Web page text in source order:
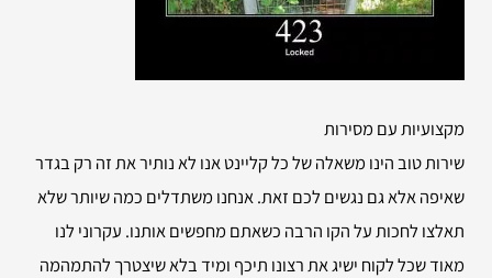
מקצועיות עם מסירות
שירות טוב הינו משאלה של כל קליינט אנו לא נותיר את זה רק בגדר
שאיפה אלא גם נגשים לכם זאת. אנחנו משתדלים כמה שיותר שלא
תאלצו לחכות על הקו הרבה כשאתם מחפשים אותנו. עקרוני לנו
מאוד שכל לקוח ישיג את רצונו תיכף ומיד בלא שיצטרך להתמהמה